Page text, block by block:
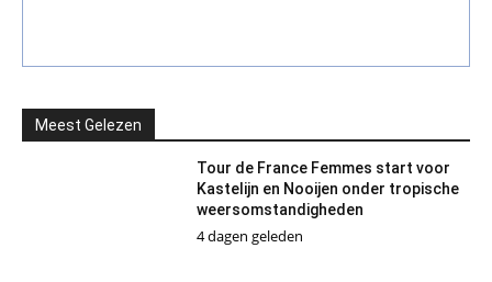
Meest Gelezen
Tour de France Femmes start voor
Kastelijn en Nooijen onder tropische
weersomstandigheden
4 dagen geleden